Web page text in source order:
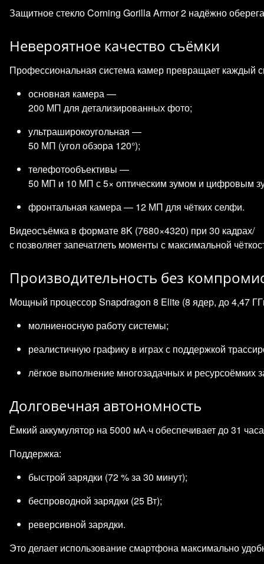
Защитное стекло Corning Gorilla Armor 2 надёжно
Невероятное качество съёмки
Профессиональная система камер превращает каждый
основная камера —
200 МП для детализированных фото;
ультраширокоугольная —
50 МП (угол обзора 120°);
телефотообъективы —
50 МП и 10 МП с 5× оптическим зумом и цифровым
фронтальная камера — 12 МП для чётких селфи.
Видеосъёмка в формате 8K (7680×4320) при 30 кадрах/
с позволяет запечатлеть моменты с максимальной
Производительность без
Мощный процессор Snapdragon 8 Elite (8 ядер, до 4,47
молниеносную работу системы;
реалистичную графику в играх с поддержкой
лёгкое выполнение многозадачных и ресурсоёмких
Долговечная автономность
Ёмкий аккумулятор на 5000 мА·ч обеспечивает до 31
Поддержка:
быстрой зарядки (72 % за 30 минут);
беспроводной зарядки (25 Вт);
реверсивной зарядки.
Это делает использование смартфона максимально